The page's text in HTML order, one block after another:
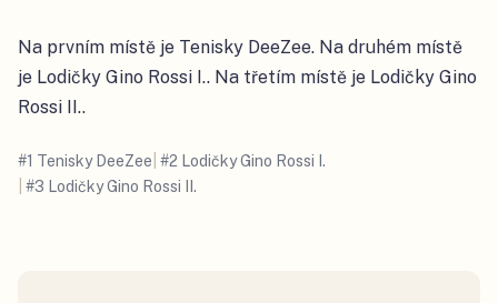
Na prvním místě je Tenisky DeeZee. Na druhém místě
je Lodičky Gino Rossi I.. Na třetím místě je Lodičky Gino
Rossi II..
#1 Tenisky DeeZee #2 Lodičky Gino Rossi I.
#3 Lodičky Gino Rossi II.